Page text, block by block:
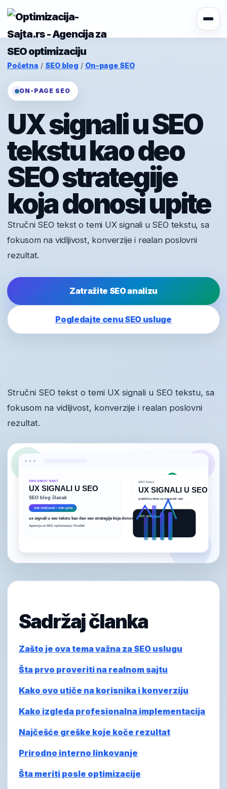
Početna / SEO blog / On-page SEO
ON-PAGE SEO
UX signali u SEO
tekstu kao deo
SEO strategije
koja donosi upite
Stručni SEO tekst o temi UX signali u SEO tekstu, sa
fokusom na vidljivost, konverzije i realan poslovni
rezultat.
Zatražite SEO analizu
Pogledajte cenu SEO usluge
Stručni SEO tekst o temi UX signali u SEO tekstu, sa
fokusom na vidljivost, konverzije i realan poslovni
rezultat.
Sadržaj članka
Zašto je ova tema važna za SEO uslugu
Šta prvo proveriti na realnom sajtu
Kako ovo utiče na korisnika i konverziju
Kako izgleda profesionalna implementacija
Najčešće greške koje koče rezultat
Prirodno interno linkovanje
Šta meriti posle optimizacije